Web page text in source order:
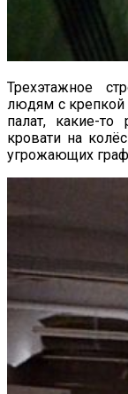
Трехэтажное
людям с крепкой
палат, какие-то
кровати на
угрожающих